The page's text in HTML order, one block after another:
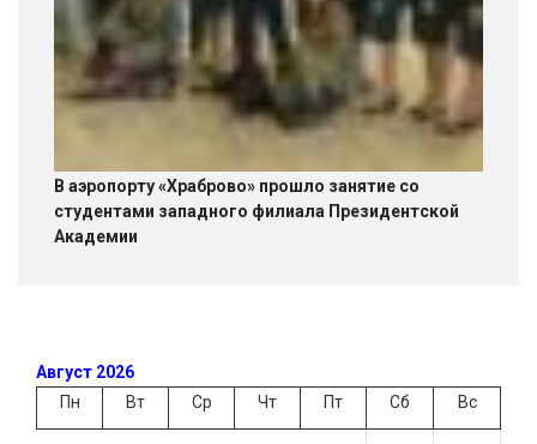
В аэропорту «Храброво» прошло занятие со
студентами западного филиала Президентской
Академии
Август 2026
Пн
Вт Ср Чт Пт Сб Вс